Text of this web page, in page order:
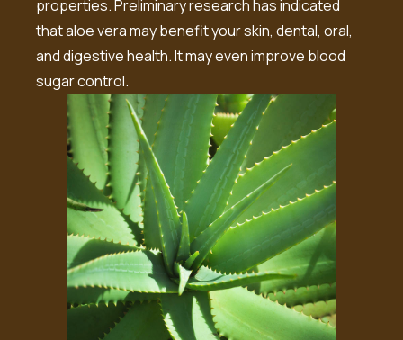
properties. Preliminary research has indicated
that aloe vera may benefit your skin, dental, oral,
and digestive health. It may even improve blood
sugar control.